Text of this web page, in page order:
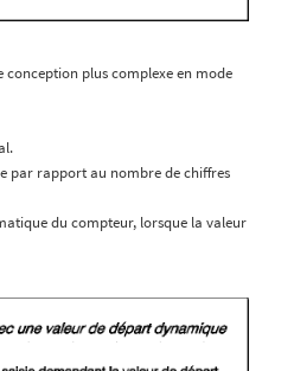
plus complexe en mode
par rapport au nombre de chiffres
du compteur, lorsque la valeur